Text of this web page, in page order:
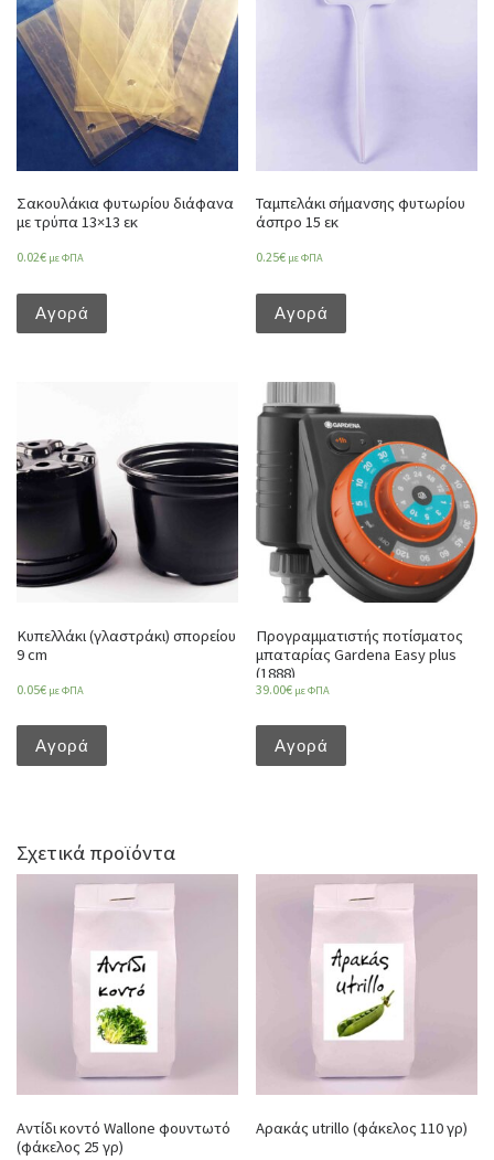
Σακουλάκια φυτωρίου διάφανα
με τρύπα 13×13 εκ
0.02€ με ΦΠΑ
Αγορά
Ταμπελάκι σήμανσης φυτωρίου
άσπρο 15 εκ
0.25€ με ΦΠΑ
Αγορά
Κυπελλάκι (γλαστράκι) σπορείου
9 cm
0.05€ με ΦΠΑ
Αγορά
Προγραμματιστής ποτίσματος
μπαταρίας Gardena Easy plus
(1888)
39.00€ με ΦΠΑ
Αγορά
Σχετικά προϊόντα
Αντίδι κοντό Wallone φουντωτό
(φάκελος 25 γρ)
Αρακάς utrillo (φάκελος 110 γρ)